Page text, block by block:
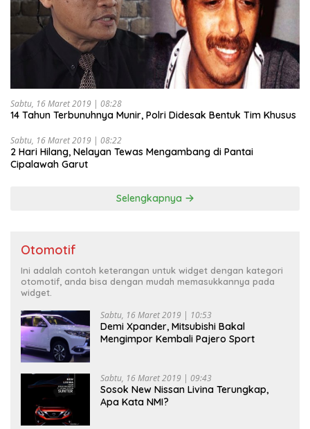
Sabtu, 16 Maret 2019 | 08:28
14 Tahun Terbunuhnya Munir, Polri Didesak Bentuk Tim Khusus
Sabtu, 16 Maret 2019 | 08:22
2 Hari Hilang, Nelayan Tewas Mengambang di Pantai
Cipalawah Garut
Selengkapnya
Otomotif
Ini adalah contoh keterangan untuk widget dengan kategori
otomotif, anda bisa dengan mudah memasukkannya pada
widget.
Sabtu, 16 Maret 2019 | 10:53
Demi Xpander, Mitsubishi Bakal
Mengimpor Kembali Pajero Sport
Sabtu, 16 Maret 2019 | 09:43
Sosok New Nissan Livina Terungkap,
Apa Kata NMI?